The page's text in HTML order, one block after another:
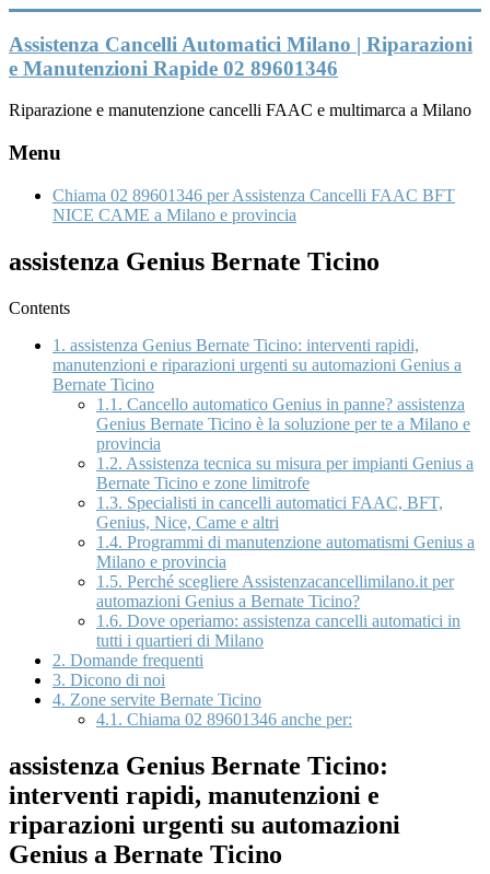
al
contenuto
Assistenza Cancelli Automatici Milano | Riparazioni
e Manutenzioni Rapide 02 89601346
Riparazione e manutenzione cancelli FAAC e multimarca a Milano
Menu
Chiama 02 89601346 per Assistenza Cancelli FAAC BFT
NICE CAME a Milano e provincia
assistenza Genius Bernate Ticino
Contents
1. assistenza Genius Bernate Ticino: interventi rapidi,
manutenzioni e riparazioni urgenti su automazioni Genius a
Bernate Ticino
1.1. Cancello automatico Genius in panne? assistenza
Genius Bernate Ticino è la soluzione per te a Milano e
provincia
1.2. Assistenza tecnica su misura per impianti Genius a
Bernate Ticino e zone limitrofe
1.3. Specialisti in cancelli automatici FAAC, BFT,
Genius, Nice, Came e altri
1.4. Programmi di manutenzione automatismi Genius a
Milano e provincia
1.5. Perché scegliere Assistenzacancellimilano.it per
automazioni Genius a Bernate Ticino?
1.6. Dove operiamo: assistenza cancelli automatici in
tutti i quartieri di Milano
2. Domande frequenti
3. Dicono di noi
4. Zone servite Bernate Ticino
4.1. Chiama 02 89601346 anche per:
assistenza Genius Bernate Ticino:
interventi rapidi, manutenzioni e
riparazioni urgenti su automazioni
Genius a Bernate Ticino